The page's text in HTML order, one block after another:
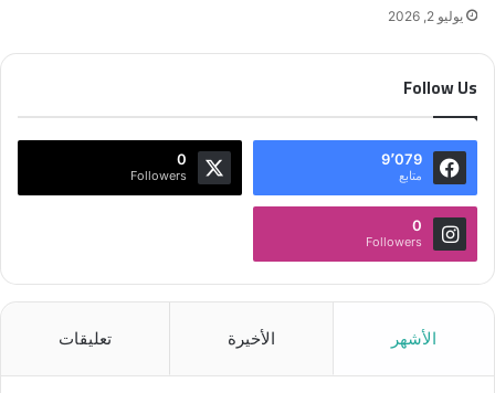
يوليو 2, 2026
Follow Us
9٬079
متابع
0
Followers
0
Followers
الأشهر الأخيرة تعليقات